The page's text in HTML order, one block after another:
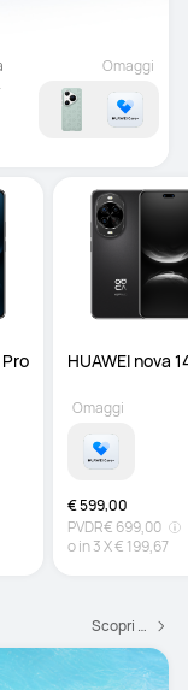
Omaggi
€ 599,00
PVDR€ 699,00
o in3X€ 199,67
Omaggi
Scopri di più